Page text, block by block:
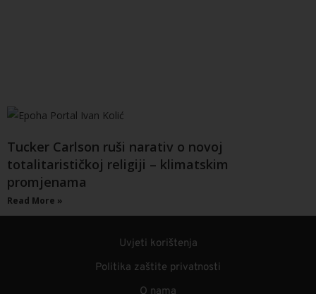
Tucker Carlson ruši narativ o novoj
totalitarističkoj religiji – klimatskim
promjenama
Read More »
Uvjeti korištenja
Politika zaštite privatnosti